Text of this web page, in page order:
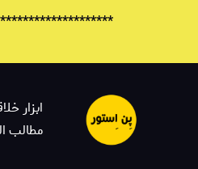
**********************
ابزار
مطالب